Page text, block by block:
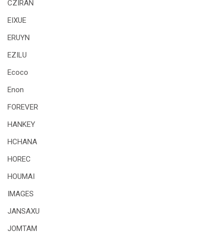
CZIRAN
EIXUE
ERUYN
EZILU
Ecoco
Enon
FOREVER
HANKEY
HCHANA
HOREC
HOUMAI
IMAGES
JANSAXU
JOMTAM